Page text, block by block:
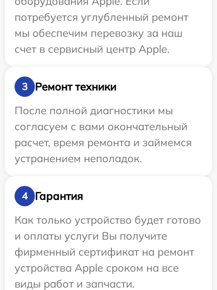
потребуется углубленный ремонт
мы обеспечим перевозку за наш
счет в сервисный центр Apple.
3
Ремонт техники
После полной диагностики мы
согласуем с вами окончательный
расчет, время ремонта и займемся
устранением неполадок.
4
Гарантия
Как только устройство будет готово
и оплаты услуги Вы получите
фирменный сертификат на ремонт
устройства Apple сроком на все
виды работ и запчасти.